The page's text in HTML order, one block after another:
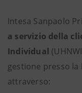
Intesa Sanpaolo
a servizio della
Individual
gestione presso
attraverso: